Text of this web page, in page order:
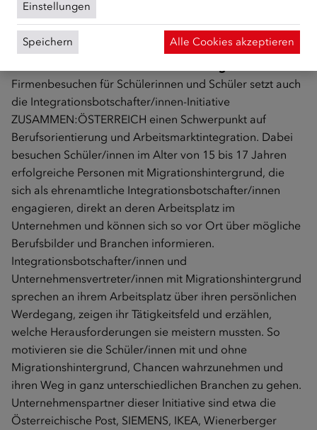
aus der Ukraine, Syrien oder Afghanistan.
ÖIF-Initiative ZUSAMMEN:ÖSTERREICH:
Firmenbesuchen für Schülerinnen und Schüler setzt auch
die Integrationsbotschafter/innen-Initiative
ZUSAMMEN:ÖSTERREICH einen Schwerpunkt auf
Berufsorientierung und Arbeitsmarktintegration. Dabei
besuchen Schüler/innen im Alter von 15 bis 17 Jahren
erfolgreiche Personen mit Migrationshintergrund, die
sich als ehrenamtliche Integrationsbotschafter/innen
engagieren, direkt an deren Arbeitsplatz im
Unternehmen und können sich so vor Ort über mögliche
Berufsbilder und Branchen informieren.
Integrationsbotschafter/innen und
Unternehmensvertreter/innen mit Migrationshintergrund
sprechen an ihrem Arbeitsplatz über ihren persönlichen
Werdegang, zeigen ihr Tätigkeitsfeld und erzählen,
welche Herausforderungen sie meistern mussten. So
motivieren sie die Schüler/innen mit und ohne
Migrationshintergrund, Chancen wahrzunehmen und
ihren Weg in ganz unterschiedlichen Branchen zu gehen.
Unternehmenspartner dieser Initiative sind etwa die
Österreichische Post, SIEMENS, IKEA, Wienerberger
Einstellungen
Speichern Alle Cookies akzeptieren